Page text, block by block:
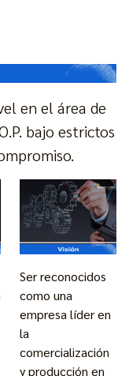
en el área de
bajo estrictos
Ser reconocidos
como una
empresa líder en
la
comercialización
y producción en